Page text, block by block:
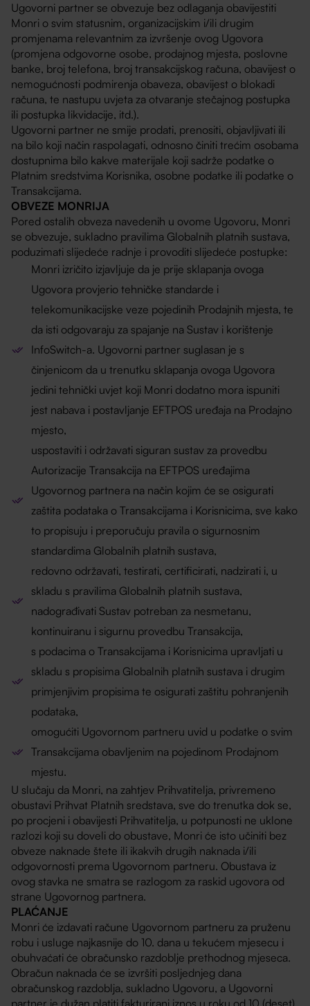
Ugovorni partner se obvezuje bez odlaganja obavijestiti
Monri o svim statusnim, organizacijskim i/ili drugim
promjenama relevantnim za izvršenje ovog Ugovora
(promjena odgovorne osobe, prodajnog mjesta, poslovne
banke, broj telefona, broj transakcijskog računa, obavijest o
nemogućnosti podmirenja obaveza, obavijest o blokadi
računa, te nastupu uvjeta za otvaranje stečajnog postupka
ili postupka likvidacije, itd.).
Ugovorni partner ne smije prodati, prenositi, objavljivati ili
na bilo koji način raspolagati, odnosno činiti trećim osobama
dostupnima bilo kakve materijale koji sadrže podatke o
Platnim sredstvima Korisnika, osobne podatke ili podatke o
Transakcijama.
OBVEZE MONRIJA
Pored ostalih obveza navedenih u ovome Ugovoru, Monri
se obvezuje, sukladno pravilima Globalnih platnih sustava,
poduzimati slijedeće radnje i provoditi slijedeće postupke:
Monri izričito izjavljuje da je prije sklapanja ovoga
Ugovora provjerio tehničke standarde i
telekomunikacijske veze pojedinih Prodajnih mjesta, te
da isti odgovaraju za spajanje na Sustav i korištenje
InfoSwitch-a. Ugovorni partner suglasan je s
činjenicom da u trenutku sklapanja ovoga Ugovora
jedini tehnički uvjet koji Monri dodatno mora ispuniti
jest nabava i postavljanje EFTPOS uređaja na Prodajno
mjesto,
uspostaviti i održavati siguran sustav za provedbu
Autorizacije Transakcija na EFTPOS uređajima
Ugovornog partnera na način kojim će se osigurati
zaštita podataka o Transakcijama i Korisnicima, sve kako
to propisuju i preporučuju pravila o sigurnosnim
standardima Globalnih platnih sustava,
redovno održavati, testirati, certificirati, nadzirati i, u
skladu s pravilima Globalnih platnih sustava,
nadograđivati Sustav potreban za nesmetanu,
kontinuiranu i sigurnu provedbu Transakcija,
s podacima o Transakcijama i Korisnicima upravljati u
skladu s propisima Globalnih platnih sustava i drugim
primjenjivim propisima te osigurati zaštitu pohranjenih
podataka,
omogućiti Ugovornom partneru uvid u podatke o svim
Transakcijama obavljenim na pojedinom Prodajnom
mjestu.
U slučaju da Monri, na zahtjev Prihvatitelja, privremeno
obustavi Prihvat Platnih sredstava, sve do trenutka dok se,
po procjeni i obavijesti Prihvatitelja, u potpunosti ne uklone
razlozi koji su doveli do obustave, Monri će isto učiniti bez
obveze naknade štete ili ikakvih drugih naknada i/ili
odgovornosti prema Ugovornom partneru. Obustava iz
ovog stavka ne smatra se razlogom za raskid ugovora od
strane Ugovornog partnera.
PLAĆANJE
Monri će izdavati račune Ugovornom partneru za pruženu
robu i usluge najkasnije do 10. dana u tekućem mjesecu i
obuhvaćati će obračunsko razdoblje prethodnog mjeseca.
Obračun naknada će se izvršiti posljednjeg dana
obračunskog razdoblja, sukladno Ugovoru, a Ugovorni
partner je dužan platiti fakturirani iznos u roku od 10 (deset)